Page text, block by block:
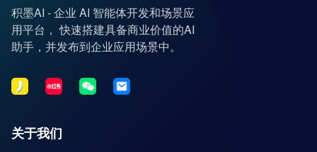
积墨AI - 企业 AI 智能体开发和场景应
用平台， 快速搭建具备商业价值的AI
助手，并发布到企业应用场景中。
关于我们